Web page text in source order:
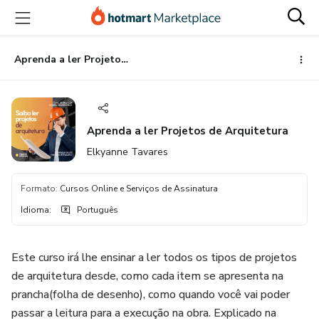
para
conteúdo
principal
para
pagamento
para
rodapé
Aprenda a ler Projetos de Arquitetura
Aprenda a ler Projetos de Arquitetura
Elkyanne Tavares
Formato: Cursos Online e Serviços de Assinatura
Idioma: Português
Este curso irá lhe ensinar a ler todos os tipos de projetos
de arquitetura desde, como cada item se apresenta na
prancha(folha de desenho), como quando você vai poder
passar a leitura para a execução na obra. Explicado na